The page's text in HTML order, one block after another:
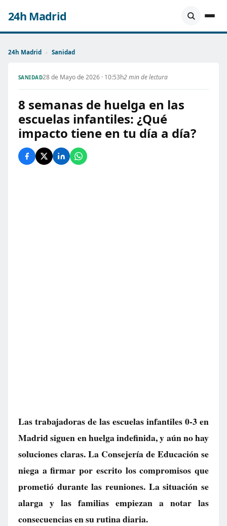
24h Madrid
24h Madrid › Sanidad
SANIDAD28 de Mayo de 2026 · 10:53h2 min de lectura
8 semanas de huelga en las
escuelas infantiles: ¿Qué
impacto tiene en tu día a día?
Las trabajadoras de las escuelas infantiles 0-3 en
Madrid siguen en huelga indefinida, y aún no hay
soluciones claras. La Consejería de Educación se
niega a firmar por escrito los compromisos que
prometió durante las reuniones. La situación se
alarga y las familias empiezan a notar las
consecuencias en su rutina diaria.